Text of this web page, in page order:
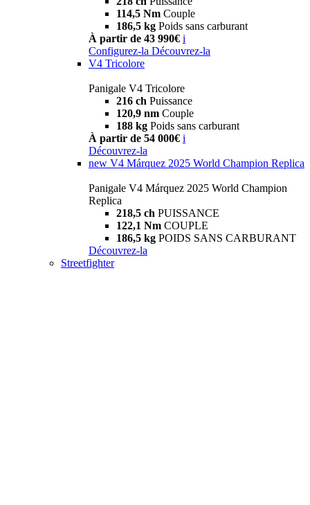
114,5 Nm Couple
186,5 kg Poids sans carburant
À partir de 43 990€ i
Configurez-la Découvrez-la
V4 Tricolore
Panigale V4 Tricolore
216 ch Puissance
120,9 nm Couple
188 kg Poids sans carburant
À partir de 54 000€ i
Découvrez-la
new V4 Márquez 2025 World Champion Replica
Panigale V4 Márquez 2025 World Champion
Replica
218,5 ch PUISSANCE
122,1 Nm COUPLE
186,5 kg POIDS SANS CARBURANT
Découvrez-la
Streetfighter